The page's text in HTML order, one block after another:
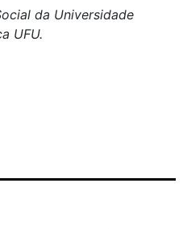
da Universidade
UFU.